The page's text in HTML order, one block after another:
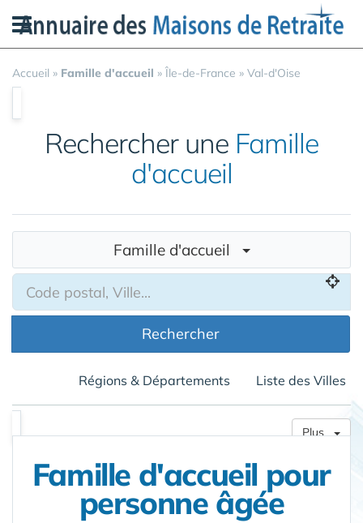
Accueil » Famille d'accueil » Île-de-France » Val-d'Oise
Rechercher une Famille
d'accueil
Famille d'accueil
Rechercher
Régions & Départements Liste des Villes
Plus
Famille d'accueil pour
personne âgée